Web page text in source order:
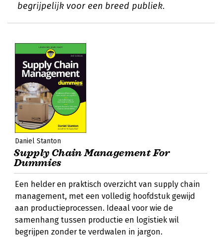
begrijpelijk voor een breed publiek.
Daniel Stanton
Supply Chain Management For
Dummies
Een helder en praktisch overzicht van supply chain
management, met een volledig hoofdstuk gewijd
aan productieprocessen. Ideaal voor wie de
samenhang tussen productie en logistiek wil
begrijpen zonder te verdwalen in jargon.